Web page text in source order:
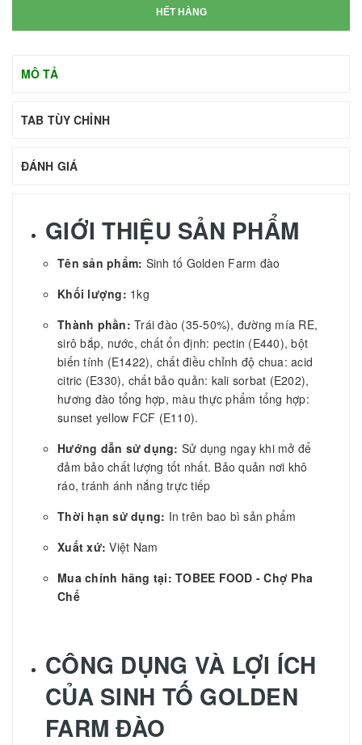
HẾT HÀNG
MÔ TẢ
TAB TÙY CHỈNH
ĐÁNH GIÁ
GIỚI THIỆU SẢN PHẨM
Tên sản phẩm: Sinh tố Golden Farm đào
Khối lượng: 1kg
Thành phần: Trái đào (35-50%), đường mía RE,
sirô bắp, nước, chất ổn định: pectin (E440), bột
biến tính (E1422), chất điều chỉnh độ chua: acid
citric (E330), chất bảo quản: kali sorbat (E202),
hương đào tổng hợp, màu thực phẩm tổng hợp:
sunset yellow FCF (E110).
Hướng dẫn sử dụng: Sử dụng ngay khi mở để
đảm bảo chất lượng tốt nhất. Bảo quản nơi khô
ráo, tránh ánh nắng trực tiếp
Thời hạn sử dụng: In trên bao bì sản phẩm
Xuất xứ:Việt Nam
Mua chính hãng tại: TOBEE FOOD - Chợ Pha
Chế
CÔNG DỤNG VÀ LỢI ÍCH
CỦA SINH TỐ GOLDEN
FARM ĐÀO